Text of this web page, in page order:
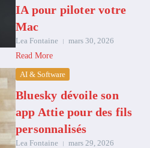
IA pour piloter votre
Mac
Lea Fontaine
mars 30, 2026
Read More
AI & Software
Bluesky dévoile son
app Attie pour des fils
personnalisés
Lea Fontaine
mars 29, 2026